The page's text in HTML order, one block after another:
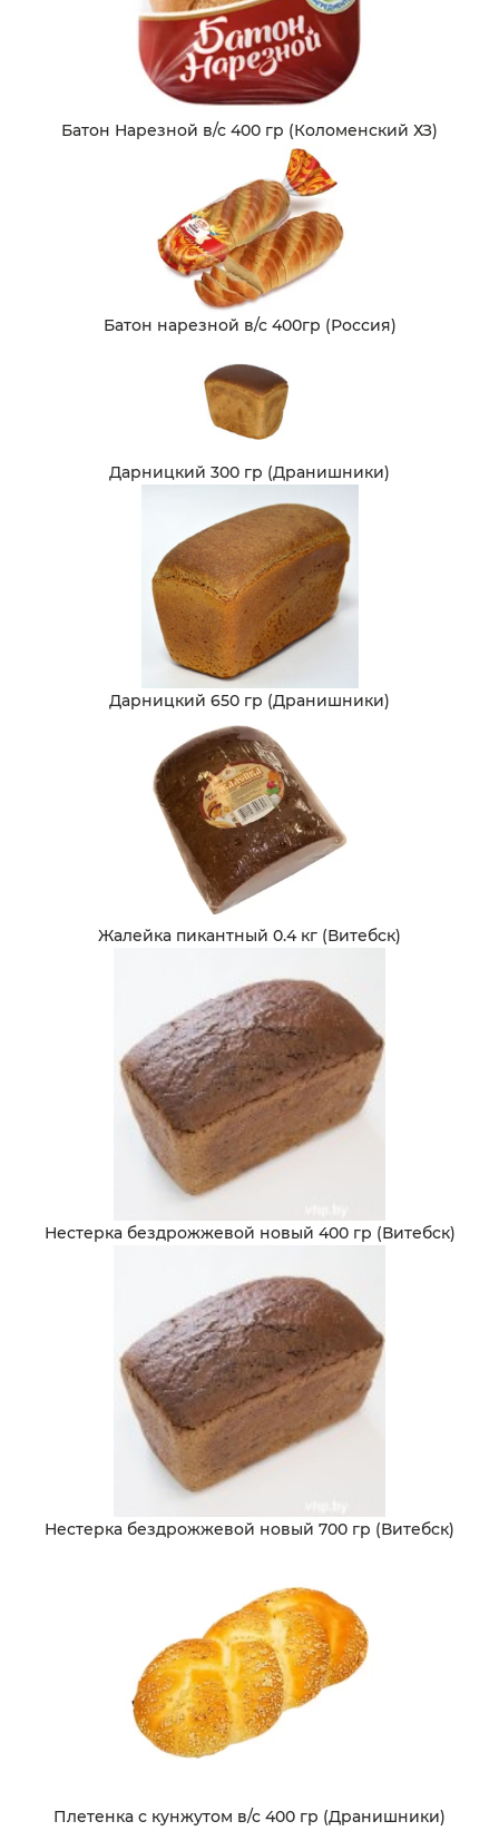
Батон Нарезной в/с 400 гр (Коломенский ХЗ)
Батон нарезной в/с 400гр (Россия)
Дарницкий 300 гр (Дранишники)
Дарницкий 650 гр (Дранишники)
Жалейка пикантный 0.4 кг (Витебск)
Нестерка бездрожжевой новый 400 гр (Витебск)
Нестерка бездрожжевой новый 700 гр (Витебск)
Плетенка с кунжутом в/с 400 гр (Дранишники)